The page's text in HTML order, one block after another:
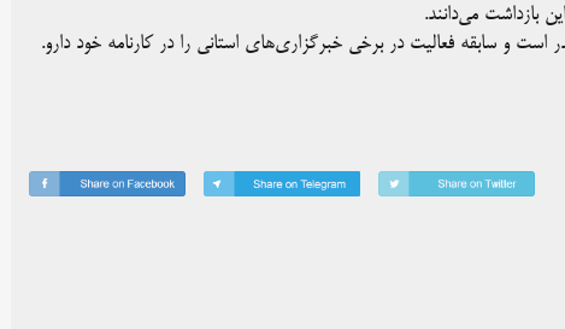
بازداشت می‌دانند.
و سابقه فعالیت در برخی خبرگزاری‌های استانی را در کارنامه خود دارو.